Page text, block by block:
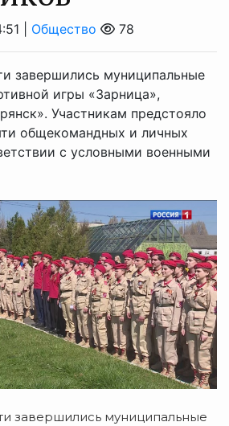
| Общество 78
завершились муниципальные
игры «Зарница»,
Участникам предстояло
общекомандных и личных
с условными военными
завершились муниципальные